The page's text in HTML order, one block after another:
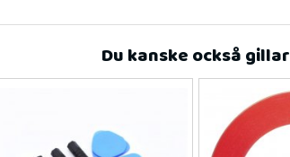
Du kanske också gillar